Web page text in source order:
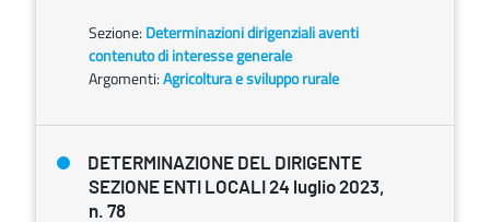
Sezione: Determinazioni dirigenziali aventi
contenuto di interesse generale
Argomenti:Agricoltura e sviluppo rurale
DETERMINAZIONE DEL DIRIGENTE
SEZIONE ENTI LOCALI 24 luglio 2023,
n. 78